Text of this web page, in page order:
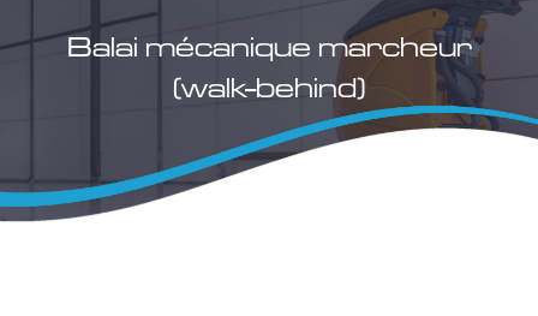
Balai mécanique marcheur
(walk-behind)